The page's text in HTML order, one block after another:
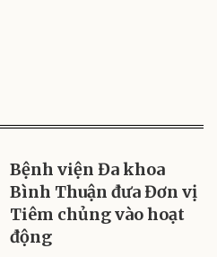
Bệnh viện Đa khoa
Bình Thuận đưa Đơn vị
Tiêm chủng vào hoạt
động